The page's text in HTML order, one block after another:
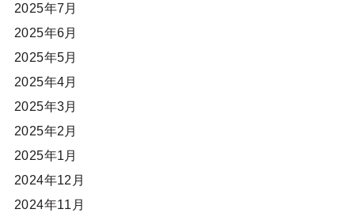
2025年7月
2025年6月
2025年5月
2025年4月
2025年3月
2025年2月
2025年1月
2024年12月
2024年11月